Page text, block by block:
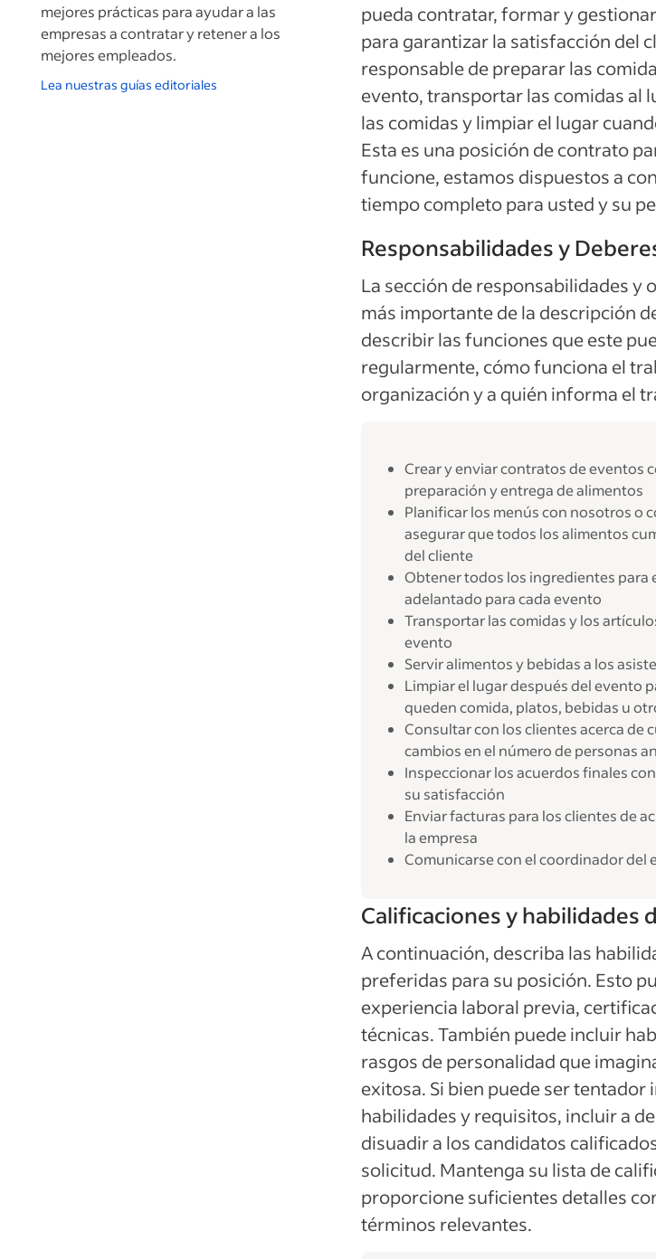
mejores prácticas para ayudar a las
empresas a contratar y retener a los
mejores empleados.
Lea nuestras guías editoriales
pueda contratar, formar y
para garantizar la satisfacción del
responsable de preparar las
evento, transportar las comidas al
las comidas y limpiar el lugar
Esta es una posición de contrato
funcione, estamos dispuestos a
tiempo completo para usted y su
Responsabilidades y
La sección de responsabilidades y
más importante de la descripción
describir las funciones que este
regularmente, cómo funciona el
organización y a quién informa el
Crear y enviar contratos de eventos
preparación y entrega de alimentos
Planificar los menús con nosotros o
asegurar que todos los alimentos
del cliente
Obtener todos los ingredientes para
adelantado para cada evento
Transportar las comidas y los
evento
Servir alimentos y bebidas a los
Limpiar el lugar después del evento
queden comida, platos, bebidas u
Consultar con los clientes acerca de
cambios en el número de personas
Inspeccionar los acuerdos finales
su satisfacción
Enviar facturas para los clientes de
la empresa
Comunicarse con el coordinador del
Calificaciones y habilidades
A continuación, describa las
preferidas para su posición. Esto
experiencia laboral previa,
técnicas. También puede incluir
rasgos de personalidad que
exitosa. Si bien puede ser tentador
habilidades y requisitos, incluir a
disuadir a los candidatos
solicitud. Mantenga su lista de
proporcione suficientes detalles
términos relevantes.